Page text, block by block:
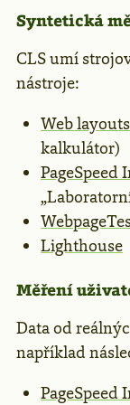
Syntetická
CLS umí
nástroje:
Web
kalkulátor)
PageSpeed
Lighthouse
Měření
Data od
například
PageSpeed